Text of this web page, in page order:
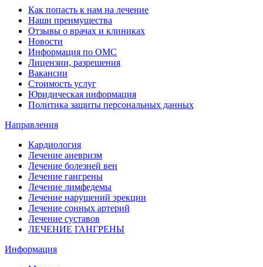
Как попасть к нам на лечение
Наши преимущества
Отзывы о врачах и клиниках
Новости
Информация по ОМС
Лицензии, разрешения
Вакансии
Стоимость услуг
Юридическая информация
Политика защиты персональных данных
Направления
Кардиология
Лечение аневризм
Лечение болезней вен
Лечение гангрены
Лечение лимфедемы
Лечение нарушений эрекции
Лечение сонных артерий
Лечение суставов
ЛЕЧЕНИЕ ГАНГРЕНЫ
Информация